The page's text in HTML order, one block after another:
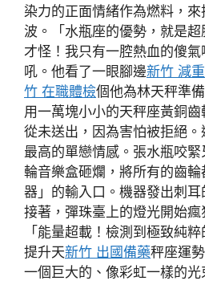
染力的正面情緒作為燃料，
波。「水瓶座的優勢，就是
才怪！我只有一腔熱血的傻
吼。他看了一眼腳邊新竹 減
竹 在職體檢個他為林天秤準
用一萬塊小小的天秤座黃銅
從未送出，因為害怕被拒絕
最高的單戀情感。張水瓶咬
輪音樂盒砸爛，將所有的齒
器」的輸入口。機器發出刺耳
接著，彈珠臺上的燈光開始瘋
「能量超載！檢測到極致純
提升天新竹 出國備藥秤座運
一個巨大的、像彩虹一樣的光